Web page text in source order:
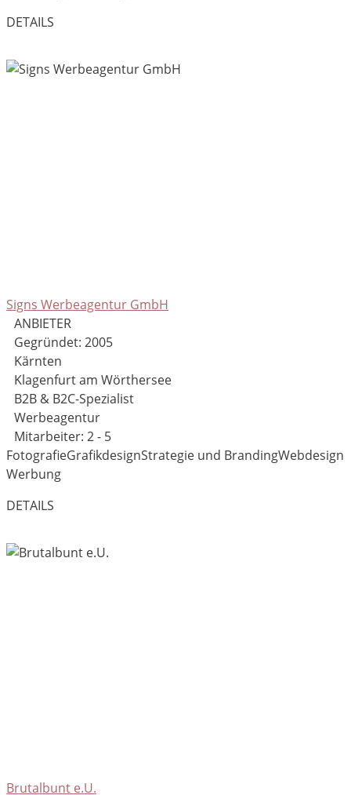
DETAILS
Signs Werbeagentur GmbH
ANBIETER
Gegründet: 2005
Kärnten
Klagenfurt am Wörthersee
B2B & B2C-Spezialist
Werbeagentur
Mitarbeiter: 2 - 5
FotografieGrafikdesignStrategie und BrandingWebdesign
Werbung
DETAILS
Brutalbunt e.U.